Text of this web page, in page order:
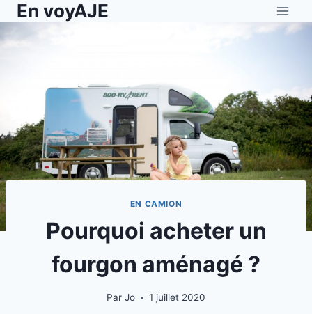
AllerEn voyAJE
EN CAMION
Pourquoi acheter un
fourgon aménagé ?
Par Jo 1 juillet 2020